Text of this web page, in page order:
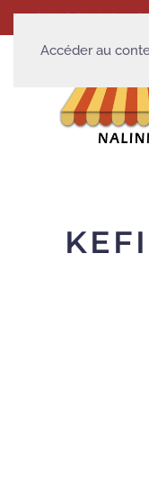
Accéder au
S'INSCRIRE